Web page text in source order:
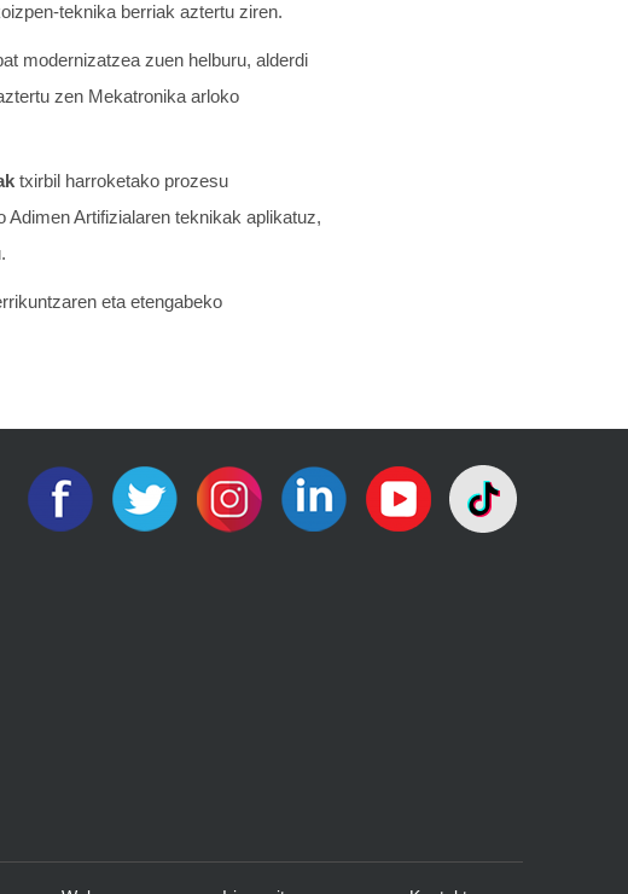
teknika berriak aztertu ziren.
modernizatzea zuen helburu, alderdi
zen Mekatronika arloko
txirbil harroketako prozesu
Adimen Artifizialaren teknikak aplikatuz,
eta etengabeko